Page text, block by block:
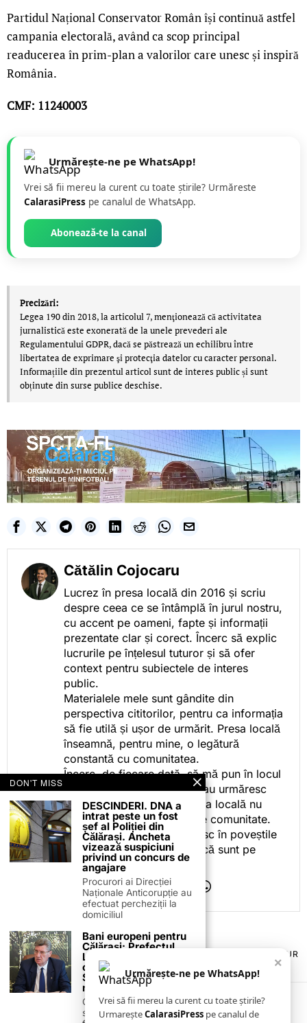
Partidul Național Conservator Român își continuă astfel
campania electorală, având ca scop principal
readucerea în prim-plan a valorilor care unesc și inspiră
România.
CMF: 11240003
Urmărește-ne pe WhatsApp!
Vrei să fii mereu la curent cu toate știrile? Urmăreste
CalarasiPress pe canalul de WhatsApp.
Abonează-te la canal
Precizări:
Legea 190 din 2018, la articolul 7, menţionează că activitatea
jurnalistică este exonerată de la unele prevederi ale
Regulamentului GDPR, dacă se păstrează un echilibru între
libertatea de exprimare şi protecţia datelor cu caracter personal.
Informațiile din prezentul articol sunt de interes public și sunt
obținute din surse publice deschise.
Cătălin Cojocaru
Lucrez în presa locală din 2016 și scriu
despre ceea ce se întâmplă în jurul nostru,
cu accent pe oameni, fapte și informații
prezentate clar și corect. Încerc să explic
lucrurile pe înțelesul tuturor și să ofer
context pentru subiectele de interes
public.
Materialele mele sunt gândite din
perspectiva cititorilor, pentru ca informația
să fie utilă și ușor de urmărit. Presa locală
înseamnă, pentru mine, o legătură
constantă cu comunitatea.
Încerc, de fiecare dată, să mă pun în locul
celor care citesc, privesc sau urmăresc
ceea ce fac. Pentru că presa locală nu
este despre mine, ci despre comunitate.
Iar dacă oamenii se regăsesc în poveștile
pe care le spun, înseamnă că sunt pe
drumul bun.
TERMENI ȘI CONDIȚII
POLITICA DE ANULARE & RETUR
PUBLICITATE ONLINE & TIPĂRITĂ
CONTACT
ZIARUL ANUNȚUL CĂLĂRĂȘEAN
×
Urmărește-ne pe WhatsApp!
Vrei să fii mereu la curent cu toate știrile?
UrmareșteCalarasiPress pe canalul de
DON'T MISS
DESCINDERI. DNA a
intrat peste un fost
șef al Poliției din
Călărași. Ancheta
vizează suspiciuni
privind un concurs de
angajare
Procurori ai Direcției
Naționale Anticorupție au
efectuat percheziții la
domiciliul
Bani europeni pentru
Călărași: Prefectul
Laurențiu State anunță
colaborarea cu ADR
Sud-Muntenia pentru
noi finanțări
Călărașul se pregătește
să intre pe harta